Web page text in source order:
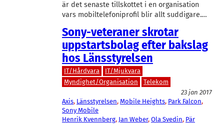
är det senaste tillskottet i en organisation
vars mobiltelefoniprofil blir allt suddigare.…
Sony-veteraner skrotar
uppstartsbolag efter bakslag
hos Länsstyrelsen
IT/Hårdvara
IT/Mjukvara
Myndighet/Organisation
Telekom
23 jan 2017
Axis, Länsstyrelsen, Mobile Heights, Park Falcon
Sony Mobile
Henrik Kvennberg, Jan Weber, Ola Svedin, Pär